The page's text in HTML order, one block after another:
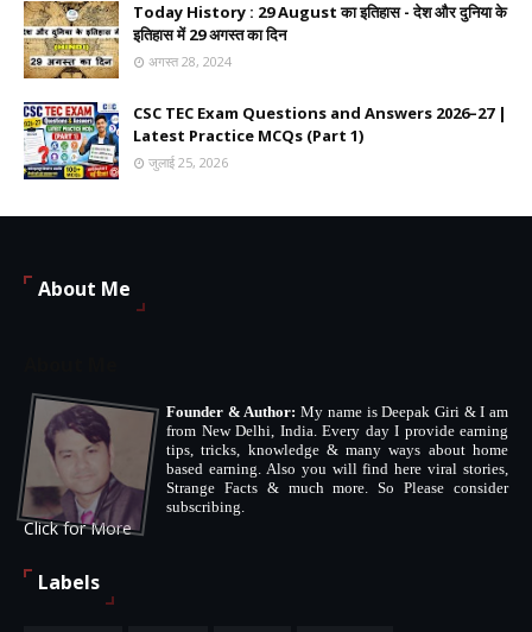
Today History : 29 August का इतिहास - देश और दुनिया के
इतिहास में 29 अगस्त का दिन
अगस्त 28, 2024
CSC TEC Exam Questions and Answers 2026–27 |
Latest Practice MCQs (Part 1)
जुलाई 25, 2026
About Me
Founder & Author: My name is Deepak Giri & I am
from New Delhi, India. Every day I provide earning
tips, tricks, knowledge & many ways about home
based earning. Also you will find here viral stories,
Strange Facts & much more. So Please consider
subscribing.
Click for More
Labels